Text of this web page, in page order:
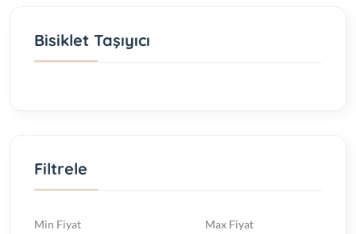
Bisiklet Taşıyıcı
Filtrele
Min Fiyat Max Fiyat